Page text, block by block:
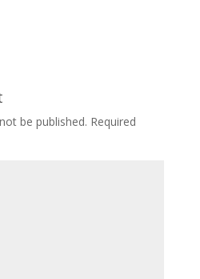
be published. Required